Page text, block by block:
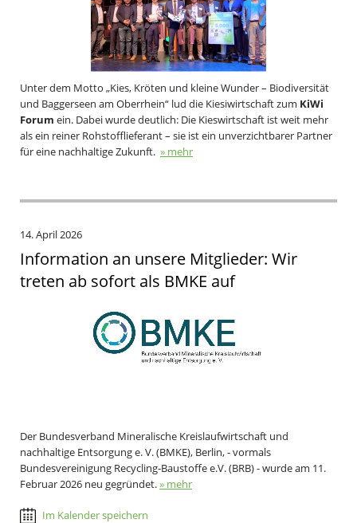
Unter dem Motto „Kies, Kröten und kleine Wunder – Biodiversität
und Baggerseen am Oberrhein“ lud die Kiesiwirtschaft zum KiWi
Forum ein. Dabei wurde deutlich: Die Kieswirtschaft ist weit mehr
als ein reiner Rohstofflieferant – sie ist ein unverzichtbarer Partner
für eine nachhaltige Zukunft. » mehr
14. April 2026
Information an unsere Mitglieder: Wir
treten ab sofort als BMKE auf
Der Bundesverband Mineralische Kreislaufwirtschaft und
nachhaltige Entsorgung e. V. (BMKE), Berlin, - vormals
Bundesvereinigung Recycling-Baustoffe e.V. (BRB) - wurde am 11.
Februar 2026 neu gegründet.» mehr
Im Kalender speichern